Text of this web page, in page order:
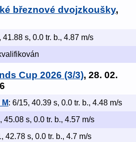
březnové dvojzkoušky,
41.88 s, 0.0 tr. b., 4.87 m/s
Cup 2026 (3/3), 28. 02.
: 6/15, 40.39 s, 0.0 tr. b., 4.48 m/s
45.08 s, 0.0 tr. b., 4.57 m/s
42.78 s, 0.0 tr. b., 4.7 m/s